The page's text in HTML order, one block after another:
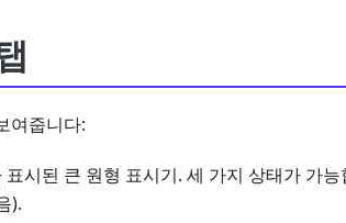
여줍니다:
시된 큰 원형 표시기. 세 가지 상태가 가능
).